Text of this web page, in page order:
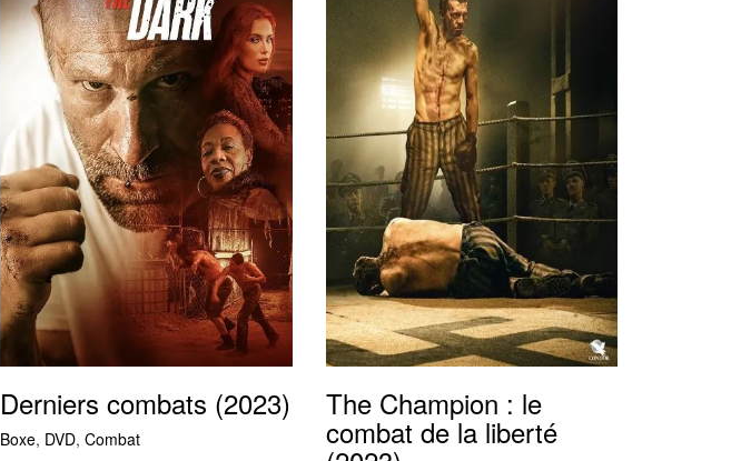
Derniers combats (2023)
Boxe, DVD, Combat
The Champion : le
combat de la liberté